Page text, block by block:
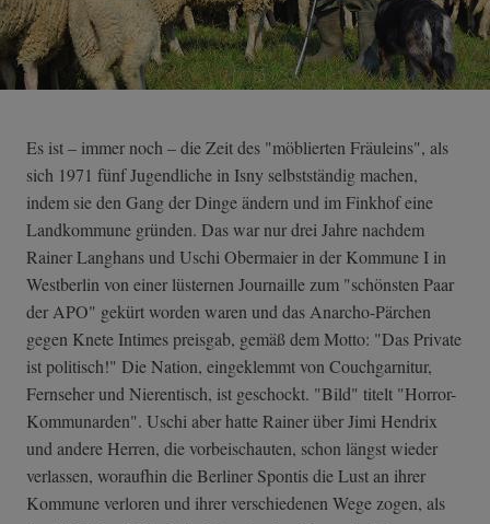
Es ist – immer noch – die Zeit des "möblierten Fräuleins", als
sich 1971 fünf Jugendliche in Isny selbstständig machen,
indem sie den Gang der Dinge ändern und im Finkhof eine
Landkommune gründen. Das war nur drei Jahre nachdem
Rainer Langhans und Uschi Obermaier in der Kommune I in
Westberlin von einer lüsternen Journaille zum "schönsten Paar
der APO" gekürt worden waren und das Anarcho-Pärchen
gegen Knete Intimes preisgab, gemäß dem Motto: "Das Private
ist politisch!" Die Nation, eingeklemmt von Couchgarnitur,
Fernseher und Nierentisch, ist geschockt. "Bild" titelt "Horror-
Kommunarden". Uschi aber hatte Rainer über Jimi Hendrix
und andere Herren, die vorbeischauten, schon längst wieder
verlassen, woraufhin die Berliner Spontis die Lust an ihrer
Kommune verloren und ihrer verschiedenen Wege zogen, als